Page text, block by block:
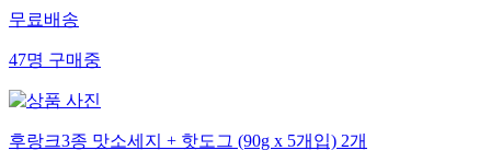
무료배송
47명구매중
후랑크3종 맛소세지 + 핫도그 (90g x 5개입) 2개